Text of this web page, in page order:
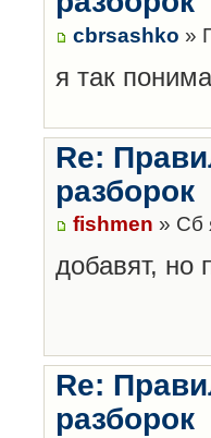
cbrsashko »
я так
Re:
разборок
fishmen » Сб
добавят, но
Re:
разборок